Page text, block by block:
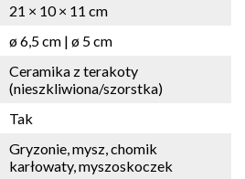
21 × 10 × 11 cm
ø 6,5 cm | ø 5 cm
Ceramika z terakoty
(nieszkliwiona/szorstka)
Tak
Gryzonie, mysz, chomik
karłowaty, myszoskoczek